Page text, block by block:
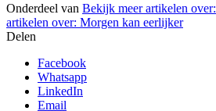
Onderdeel van Bekijk meer artikelen over:
artikelen over: Morgen kan eerlijker
Delen
Facebook
Whatsapp
LinkedIn
Email